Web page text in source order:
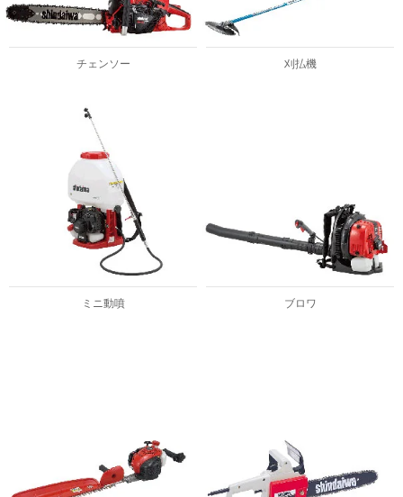
チェンソー 刈払機
ミニ動噴 ブロワ